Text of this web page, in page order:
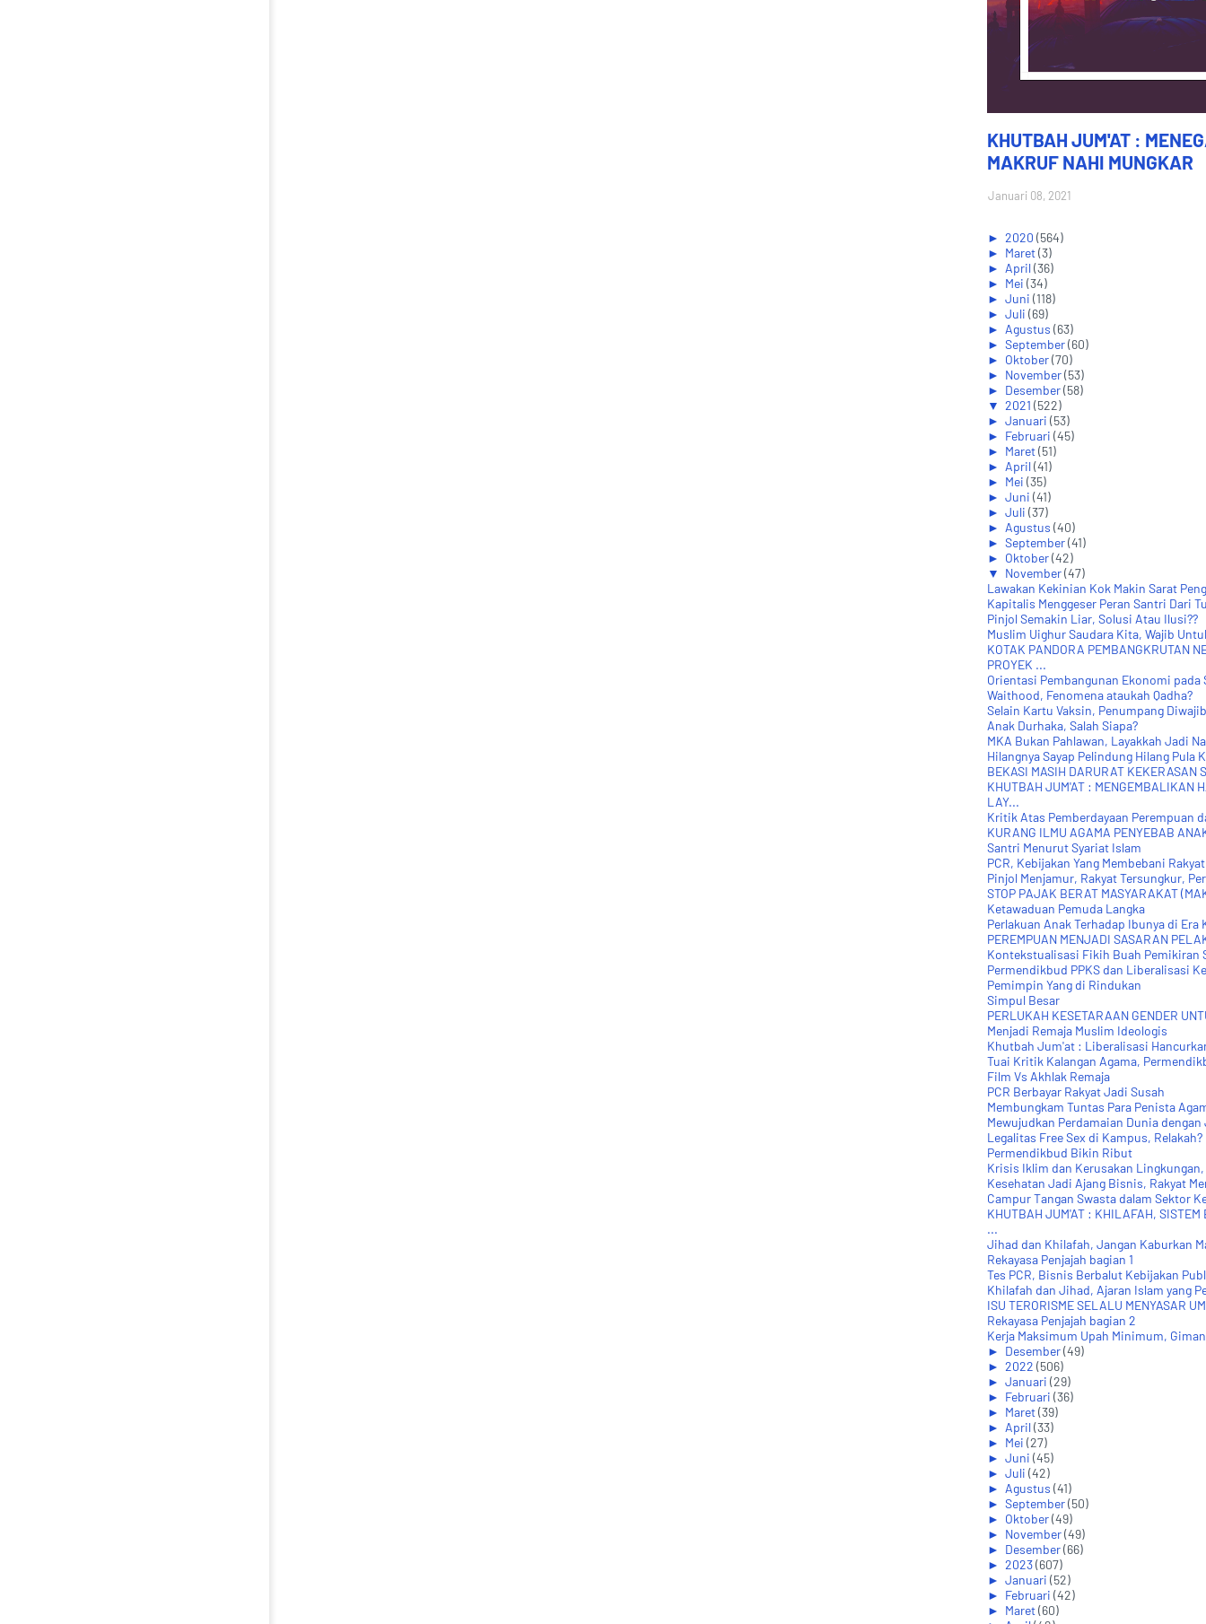
KHUTBAH JUM'AT :
MAKRUF NAHI MUNGKAR
Januari 08, 2021
► 2020 (564)
► Maret(3)
► April(36)
► Mei (34)
► Juni (118)
► Juli (69)
► Agustus (63)
► September(60)
► Oktober(70)
► November(53)
► Desember(58)
▼ 2021 (522)
► Januari (53)
► Februari (45)
► Maret(51)
► April(41)
► Mei (35)
► Juni (41)
► Juli (37)
► Agustus (40)
► September(41)
► Oktober(42)
▼ November(47)
Lawakan Kekinian Kok Makin Sarat
Kapitalis Menggeser Peran Santri Dari
Pinjol Semakin Liar, Solusi Atau Ilusi??
Muslim Uighur Saudara Kita, Wajib
KOTAK PANDORA PEMBANGKRUTAN
PROYEK ...
Orientasi Pembangunan Ekonomi pada
Waithood, Fenomena ataukah Qadha?
Selain Kartu Vaksin, Penumpang
Anak Durhaka, Salah Siapa?
MKA Bukan Pahlawan, Layakkah Jadi
Hilangnya Sayap Pelindung Hilang Pula
BEKASI MASIH DARURAT KEKERASAN
KHUTBAH JUM'AT : MENGEMBALIKAN
LAY...
Kritik Atas Pemberdayaan Perempuan
KURANG ILMU AGAMA PENYEBAB
Santri Menurut Syariat Islam
PCR, Kebijakan Yang Membebani Rakyat
Pinjol Menjamur, Rakyat Tersungkur,
STOP PAJAK BERAT MASYARAKAT
Ketawaduan Pemuda Langka
Perlakuan Anak Terhadap Ibunya di Era
PEREMPUAN MENJADI SASARAN
Kontekstualisasi Fikih Buah Pemikiran
Permendikbud PPKS dan Liberalisasi
Pemimpin Yang di Rindukan
Simpul Besar
PERLUKAH KESETARAAN GENDER
Menjadi Remaja Muslim Ideologis
Khutbah Jum'at : Liberalisasi
Tuai Kritik Kalangan Agama,
Film Vs Akhlak Remaja
PCR Berbayar Rakyat Jadi Susah
Membungkam Tuntas Para Penista
Mewujudkan Perdamaian Dunia
Legalitas Free Sex di Kampus, Relakah?
Permendikbud Bikin Ribut
Krisis Iklim dan Kerusakan
Kesehatan Jadi Ajang Bisnis, Rakyat
Campur Tangan Swasta dalam Sektor
KHUTBAH JUM'AT : KHILAFAH,
...
Jihad dan Khilafah, Jangan Kaburkan
Rekayasa Penjajah bagian 1
Tes PCR, Bisnis Berbalut Kebijakan
Khilafah dan Jihad, Ajaran Islam yang
ISU TERORISME SELALU MENYASAR
Rekayasa Penjajah bagian 2
Kerja Maksimum Upah Minimum,
► Desember(49)
► 2022 (506)
► Januari (29)
► Februari (36)
► Maret(39)
► April(33)
► Mei (27)
► Juni (45)
► Juli (42)
► Agustus (41)
► September(50)
► Oktober(49)
► November(49)
► Desember(66)
► 2023(607)
► Januari (52)
► Februari (42)
► Maret(60)